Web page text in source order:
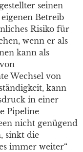
seinen
Betreib
Risiko für
wenn er als
kann als
Wechsel von
kann
in einer
Pipeline
nicht genügend
sinkt die
immer weiter“